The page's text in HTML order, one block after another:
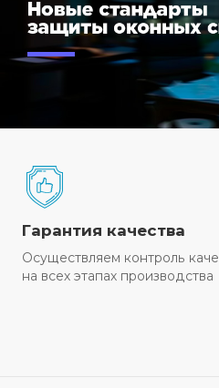
Гарантия качества
Осуществляем контроль
на всех этапах производства